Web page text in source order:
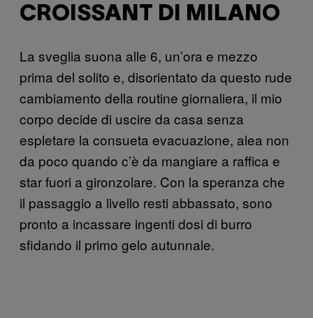
CROISSANT DI MILANO
La sveglia suona alle 6, un’ora e mezzo
prima del solito e, disorientato da questo rude
cambiamento della routine giornaliera, il mio
corpo decide di uscire da casa senza
espletare la consueta evacuazione, alea non
da poco quando c’è da mangiare a raffica e
star fuori a gironzolare. Con la speranza che
il passaggio a livello resti abbassato, sono
pronto a incassare ingenti dosi di burro
sfidando il primo gelo autunnale.